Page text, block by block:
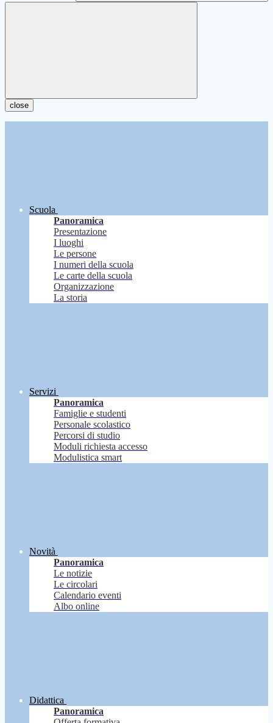
close
Scuola
Panoramica
Presentazione
I luoghi
Le persone
I numeri della scuola
Le carte della scuola
Organizzazione
La storia
Servizi
Panoramica
Famiglie e studenti
Personale scolastico
Percorsi di studio
Moduli richiesta accesso
Modulistica smart
Novità
Panoramica
Le notizie
Le circolari
Calendario eventi
Albo online
Didattica
Panoramica